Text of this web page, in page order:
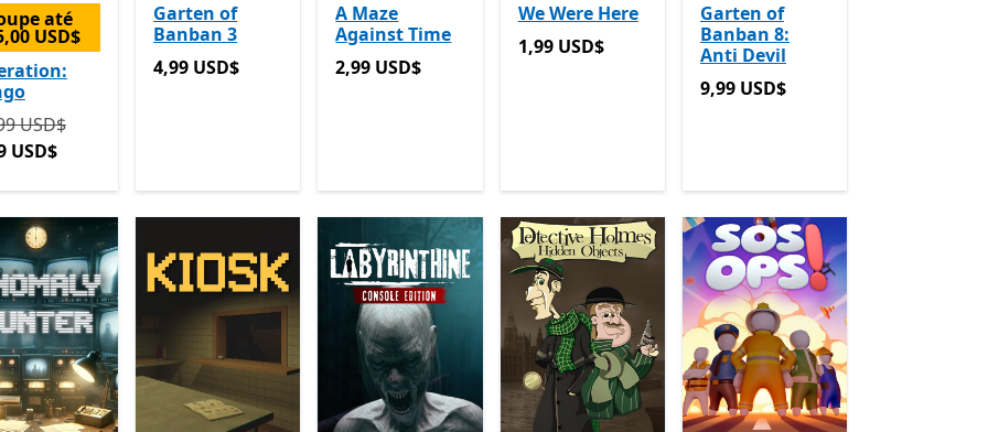
até
USD$
19,99 USD$ agora 4,99 USD$
USD$
USD$
Garten of
Banban 3
4,99 USD$
4,99 USD$
A Maze
Against Time
2,99 USD$
2,99 USD$
We Were Here
1,99 USD$
1,99 USD$
Garten of
Banban 8:
Anti Devil
9,99 USD$
9,99 USD$